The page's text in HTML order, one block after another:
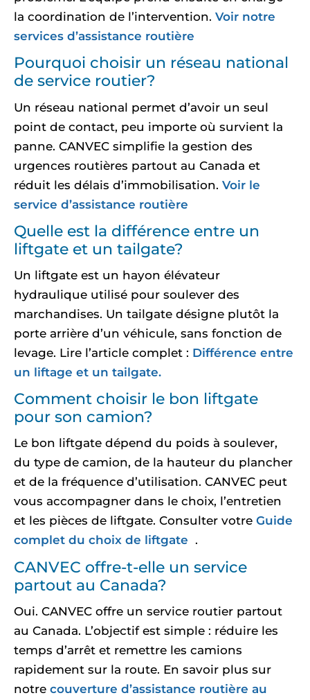
la coordination de l’intervention. Voir notre
services d’assistance routière
Pourquoi choisir un réseau national
de service routier?
Un réseau national permet d’avoir un seul
point de contact, peu importe où survient la
panne. CANVEC simplifie la gestion des
urgences routières partout au Canada et
réduit les délais d’immobilisation. Voir le
service d’assistance routière
Quelle est la différence entre un
liftgate et un tailgate?
Un liftgate est un hayon élévateur
hydraulique utilisé pour soulever des
marchandises. Un tailgate désigne plutôt la
porte arrière d’un véhicule, sans fonction de
levage. Lire l’article complet : Différence entre
un liftage et un tailgate.
Comment choisir le bon liftgate
pour son camion?
Le bon liftgate dépend du poids à soulever,
du type de camion, de la hauteur du plancher
et de la fréquence d’utilisation. CANVEC peut
vous accompagner dans le choix, l’entretien
et les pièces de liftgate. Consulter votre Guide
complet du choix de liftgate .
CANVEC offre-t-elle un service
partout au Canada?
Oui. CANVEC offre un service routier partout
au Canada. L’objectif est simple : réduire les
temps d’arrêt et remettre les camions
rapidement sur la route. En savoir plus sur
notre couverture d’assistance routière au